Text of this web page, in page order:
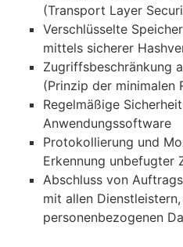
(Transport Layer
Verschlüsselte
mittels sicherer
Zugriffsbeschränkung
(Prinzip der minimalen
Regelmäßige
Anwendungssoftware
Protokollierung und
Erkennung unbefugter
Abschluss von
mit allen
personenbezogenen